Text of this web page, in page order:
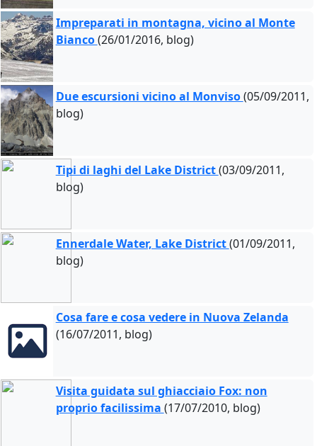
Impreparati in montagna, vicino al Monte
Bianco(26/01/2016, blog)
Due escursioni vicino al Monviso(05/09/2011,
blog)
Tipi di laghi del Lake District(03/09/2011,
blog)
Ennerdale Water, Lake District(01/09/2011,
blog)
Cosa fare e cosa vedere in Nuova Zelanda
(16/07/2011, blog)
Visita guidata sul ghiacciaio Fox: non
proprio facilissima (17/07/2010, blog)